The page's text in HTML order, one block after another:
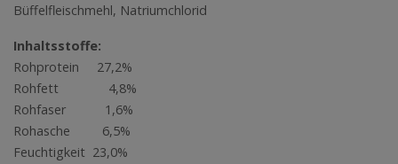
Büffelfleischmehl, Natriumchlorid
Inhaltsstoffe:
Rohprotein 27,2%
Rohfett 4,8%
Rohfaser 1,6%
Rohasche 6,5%
Feuchtigkeit 23,0%